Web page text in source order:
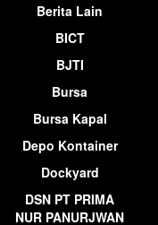
Berita Lain
BICT
BJTI
Bursa
Bursa Kapal
Depo Kontainer
Dockyard
DSN PT PRIMA
NUR PANURJWAN